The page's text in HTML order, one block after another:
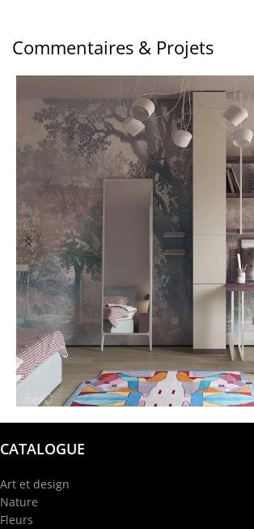
Commentaires & Projets
@garba.design
CATALOGUE
Art et design
Nature
Fleurs